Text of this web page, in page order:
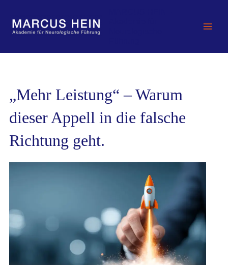
springen
„Mehr Leistung“ – Warum
dieser Appell in die falsche
Richtung geht.